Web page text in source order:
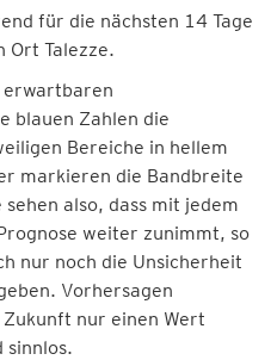
für die nächsten 14 Tage
Ort Talezze.
erwartbaren
blauen Zahlen die
Bereiche in hellem
markieren die Bandbreite
also, dass mit jedem
weiter zunimmt, so
nur noch die Unsicherheit
Vorhersagen
nur einen Wert
sinnlos.